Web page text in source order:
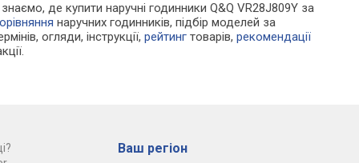
де купити наручні годинники Q&Q VR28J809Y за
наручних годинників, підбір моделей за
огляди, інструкції,рейтинг товарів,рекомендації
Ваш регіон